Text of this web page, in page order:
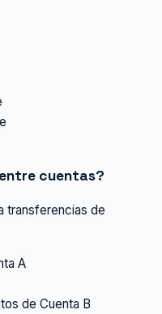
cuentas?
transferencias de
A
de Cuenta B